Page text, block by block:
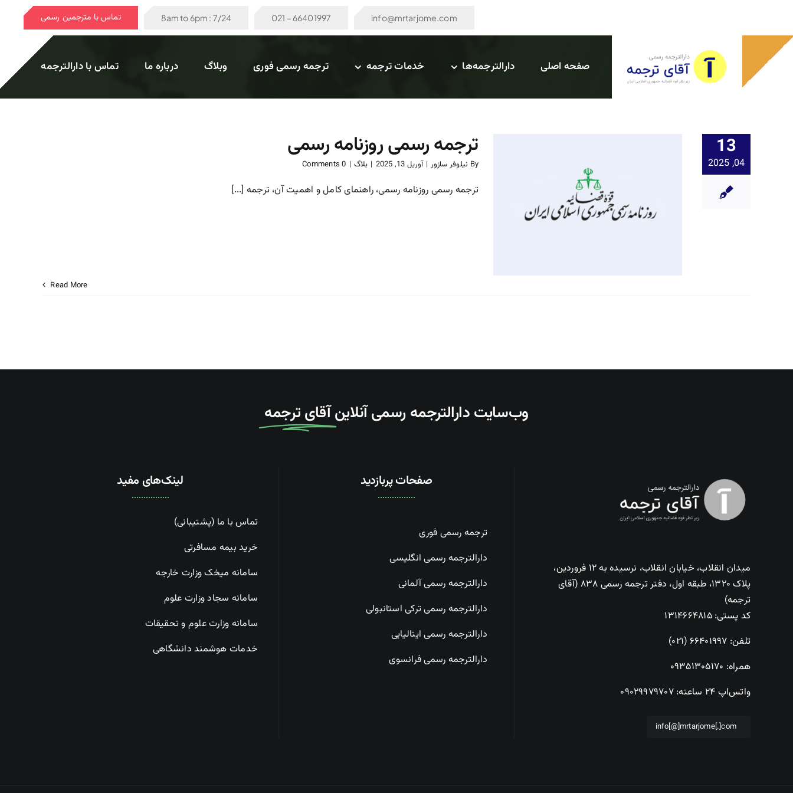
content
info@mrtarjome.com
66401997 – 021
7/24 : 8am to 6pm تماس با مترجمین رسمی
صفحه اصلی دارالترجمه‌ها خدمات ترجمه ترجمه رسمی فوری وبلاگ درباره ما تماس با دارالترجمه
13
04, 2025
ترجمه رسمی روزنامه رسمی
By نیلوفر سازور | آوریل 13, 2025 | بلاگ |
0 Comments
ترجمه رسمی روزنامه رسمی، راهنمای کامل و اهمیت آن، ترجمه [...]
Read More
وب‌سایت دارالترجمه رسمی آنلاینآقای ترجمه
میدان انقلاب، خیابان انقلاب، نرسیده به ۱۲ فروردین،
پلاک ۱۳۲۰، طبقه اول، دفتر ترجمه رسمی ۸۳۸ (آقای
ترجمه)
کد پستی: ۱۳۱۴۶۶۴۸۱۵
تلفن: ۶۶۴۰۱۹۹۷ (۰۲۱)
همراه: ۰۹۳۵۱۳۰۵۱۷۰
واتس‌اپ ۲۴ ساعته:
۰۹۰۲۹۹۷۹۷۰۷
info[@]mrtarjome[.]com
صفحات پربازدید
ترجمه رسمی فوری
دارالترجمه رسمی انگلیسی
دارالترجمه رسمی آلمانی
دارالترجمه رسمی ترکی استانبولی
دارالترجمه رسمی ایتالیایی
دارالترجمه رسمی فرانسوی
لینک‌های مفید
تماس با ما (پشتیبانی)
خرید بیمه مسافرتی
سامانه میخک وزارت خارجه
سامانه سجاد وزارت علوم
سامانه وزارت علوم و تحقیقات
خدمات هوشمند دانشگاهی